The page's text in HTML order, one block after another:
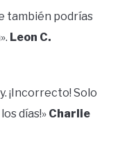
también podrías
Leon C.
¡Incorrecto! Solo
días!» Charlie